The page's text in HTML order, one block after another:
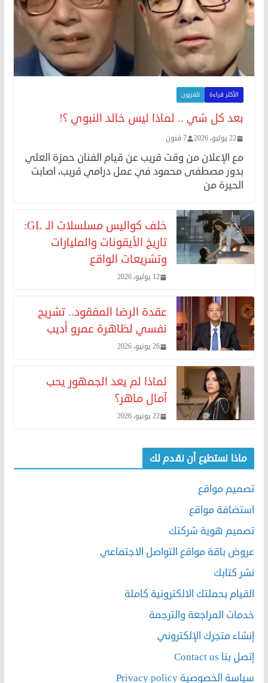
الأكثر قراءة تلفزيون
بعد كل شي .. لماذا ليس خالد النبوي ؟!
22 يوليو، 2026 7 فنون
مع الإعلان من وقت قريب عن قيام الفنان حمزة العلي
بدور مصطفى محمود في عمل درامي قريب، اصابت
الحيرة من
خلف كواليس مسلسلات الـ GL:
تاريخ الأيقونات والمليارات
وتشريعات الواقع
12 يوليو، 2026
عقدة الرضا المفقود.. تشريح
نفسي لظاهرة عمرو أديب
26 يونيو، 2026
لماذا لم يعد الجمهور يحب
آمال ماهر؟
22 يونيو، 2026
ماذا نستطيع أن نقدم لك
تصميم مواقع
استضافة مواقع
تصميم هوية شركتك
عروض باقة مواقع التواصل الاجتماعي
نشر كتابك
القيام بحملتك الالكترونية كاملة
خدمات المراجعة والترجمة
إنشاء متجرك الإلكتروني
إتصل بنا Contact us
سياسة الخصوصية Privacy policy